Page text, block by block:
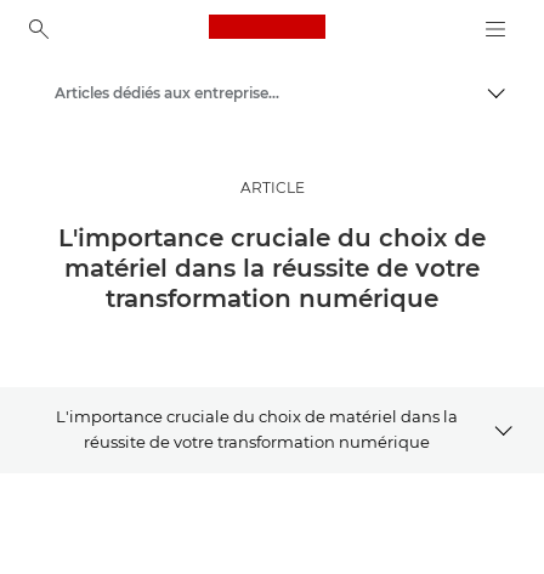
Canon Logo, back to
Evénements et témoignages
Articles dédiés aux entreprises et aux professionnels
ARTICLE
L'importance cruciale du choix de
matériel dans la réussite de votre
transformation numérique
L'importance cruciale du choix de matériel dans la
réussite de votre transformation numérique